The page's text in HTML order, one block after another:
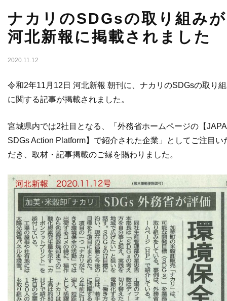
ナカリのSDGsの取り組みが
河北新報に掲載されました
2020.11.12
令和2年11月12日 河北新報 朝刊に、ナカリのSDGsの取り
に関する記事が掲載されました。
宮城県内では2社目となる、「外務省ホームページの【
SDGs Action Platform】で紹介された企業」としてご注目い
だき、取材・記事掲載のご縁を賜わりました。